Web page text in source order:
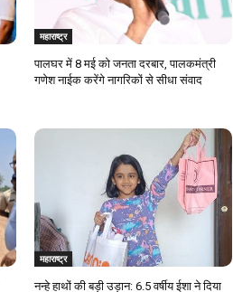
महाराष्ट्र
पालघर में 8 मई को जनता दरबार, पालकमंत्री
गणेश नाईक करेंगे नागरिकों से सीधा संवाद
महाराष्ट्र
नन्हे हाथों की बड़ी उड़ान: 6.5 वर्षीय ईशा ने दिया